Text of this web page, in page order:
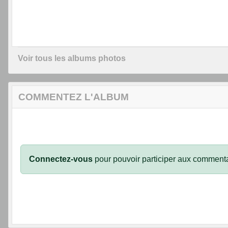
Voir tous les albums photos
COMMENTEZ L'ALBUM
Connectez-vous pour pouvoir participer aux